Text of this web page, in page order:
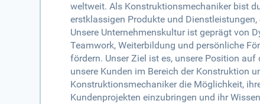
weltweit. Als Konstruktionsmechaniker bist
erstklassigen Produkte und
Unsere Unternehmenskultur ist geprägt von
Teamwork, Weiterbildung und persönliche
fördern. Unser Ziel ist es, unsere Position
unsere Kunden im Bereich der Konstruktion
Konstruktionsmechaniker die Möglichkeit,
Kundenprojekten einzubringen und ihr